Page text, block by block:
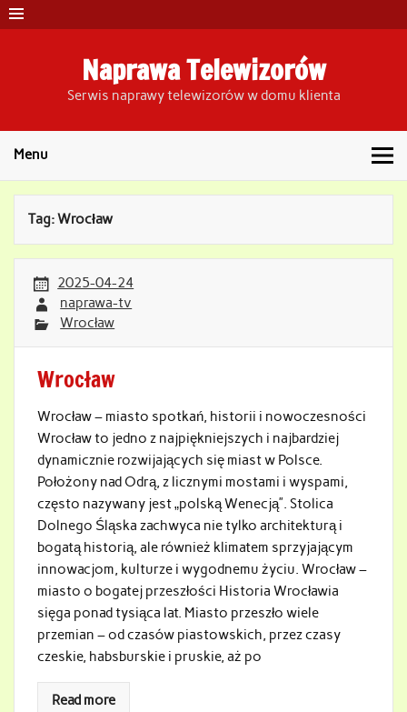
Skip
to
content
Naprawa Telewizorów
Serwis naprawy telewizorów w domu klienta
Menu
Tag:Wrocław
2025-04-24
naprawa-tv
Wrocław
Wrocław
Wrocław – miasto spotkań, historii i nowoczesności
Wrocław to jedno z najpiękniejszych i najbardziej
dynamicznie rozwijających się miast w Polsce.
Położony nad Odrą, z licznymi mostami i wyspami,
często nazywany jest „polską Wenecją”. Stolica
Dolnego Śląska zachwyca nie tylko architekturą i
bogatą historią, ale również klimatem sprzyjającym
innowacjom, kulturze i wygodnemu życiu. Wrocław –
miasto o bogatej przeszłości Historia Wrocławia
sięga ponad tysiąca lat. Miasto przeszło wiele
przemian – od czasów piastowskich, przez czasy
czeskie, habsburskie i pruskie, aż po
Read more